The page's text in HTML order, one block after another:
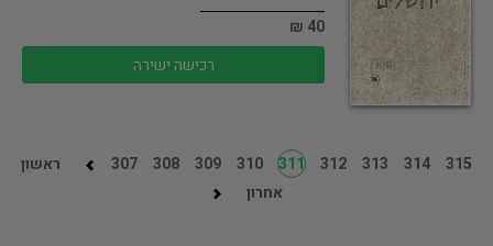
40 ₪
רכישה ישירה
ראשון 307 308 309 310 311 312 313 314
315
אחרון